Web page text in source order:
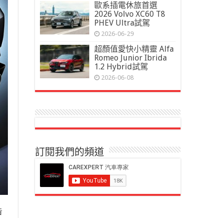
歐系插電休旅首選
2026 Volvo XC60 T8
PHEV Ultra試駕
2026-06-29
超顏值愛快小精靈 Alfa
Romeo Junior Ibrida
1.2 Hybrid試駕
2026-06-08
訂閱我們的頻道